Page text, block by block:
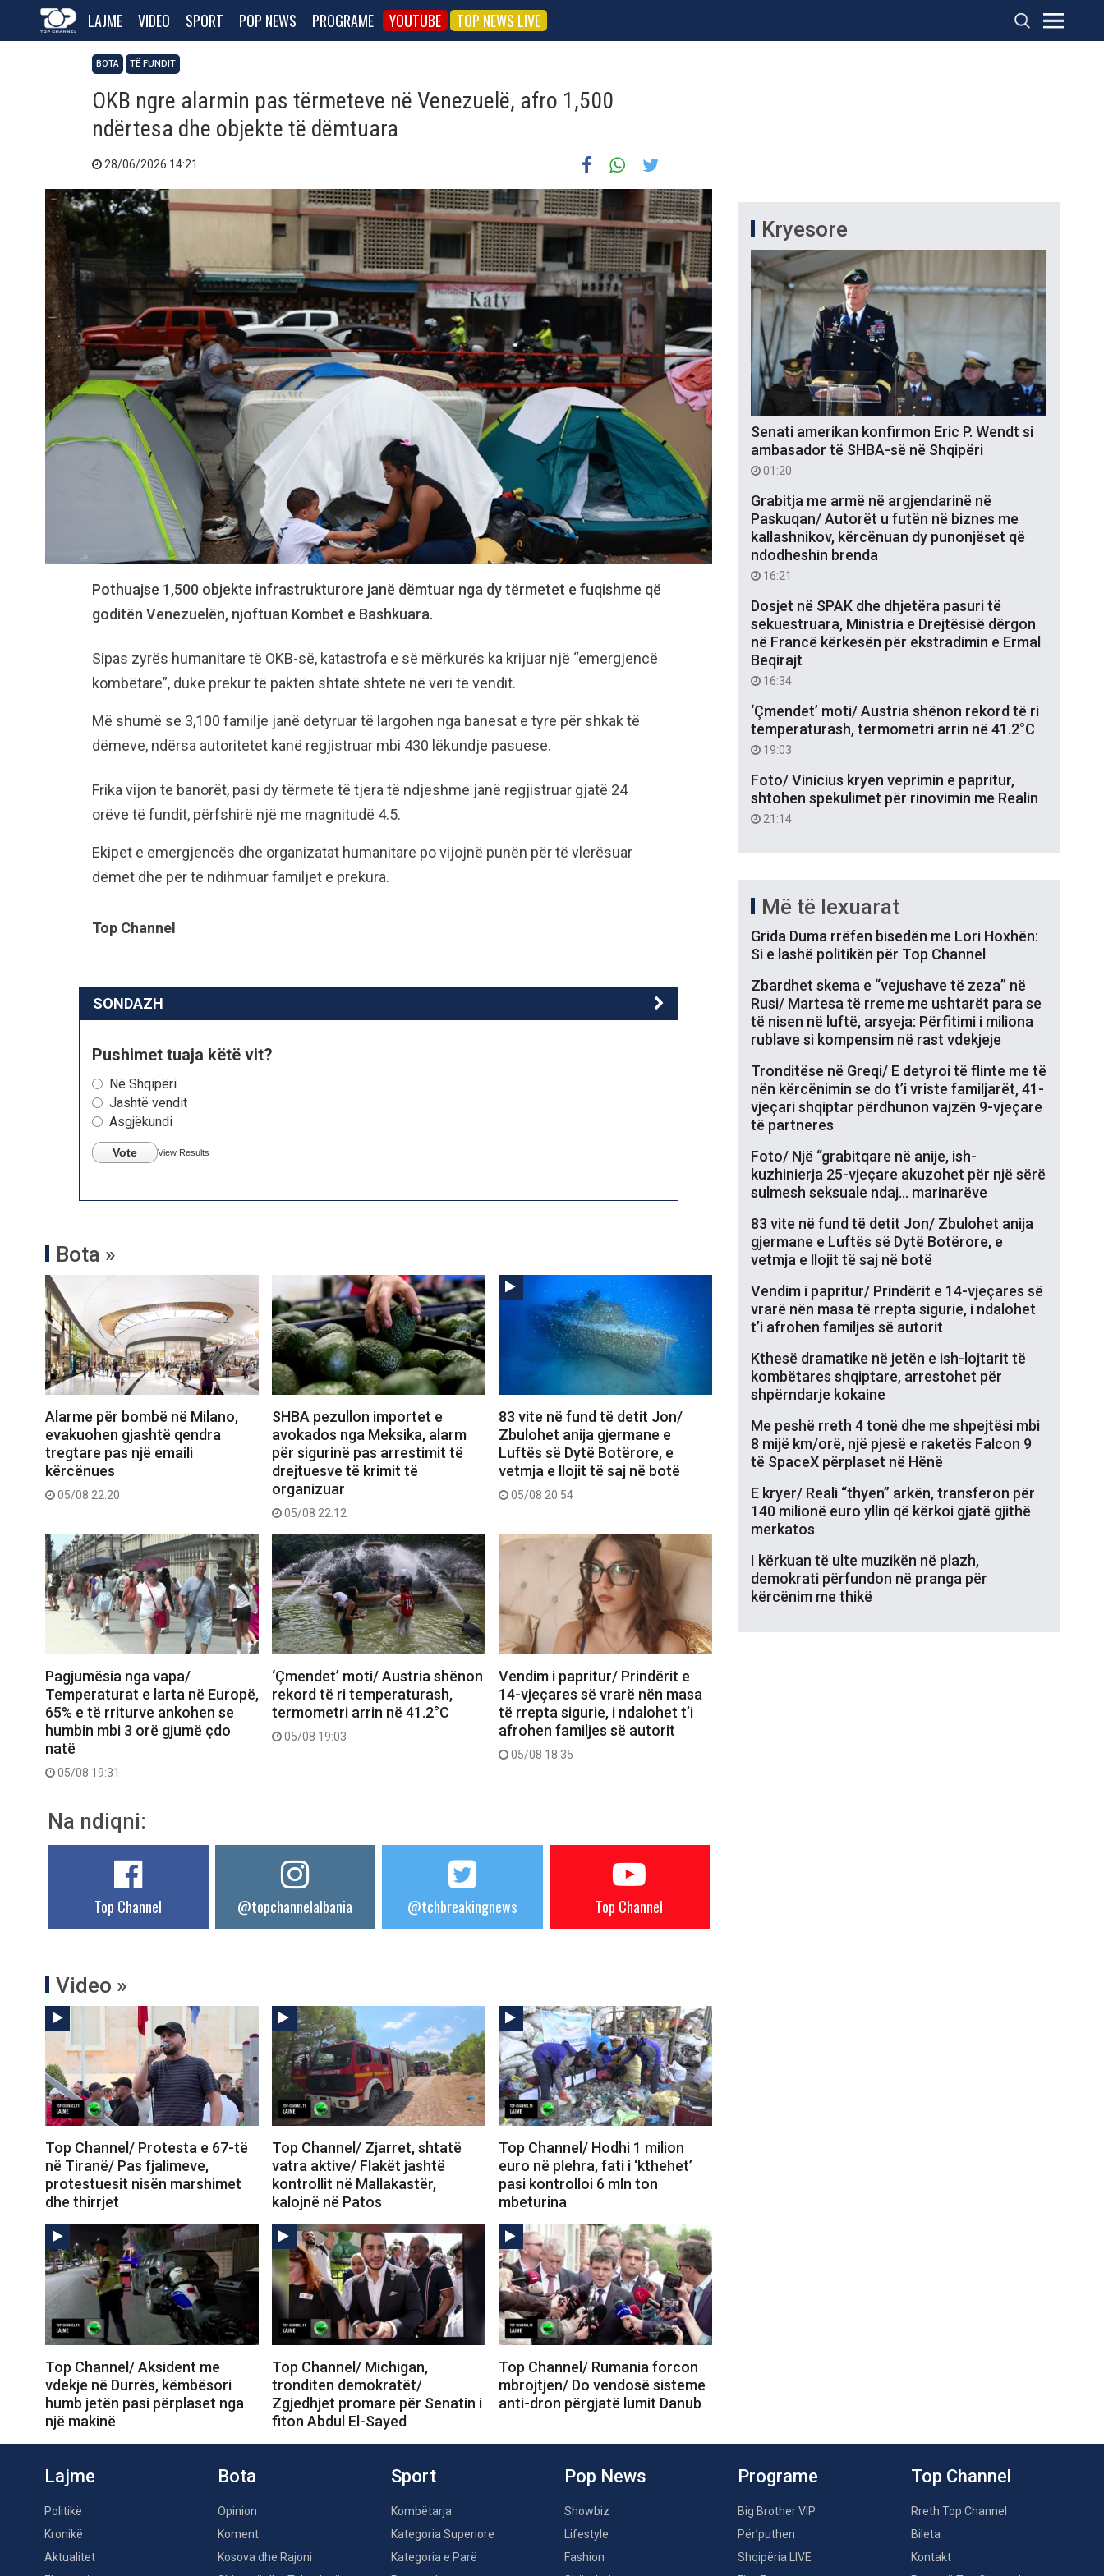
LAJME VIDEO SPORT POP NEWS PROGRAME YOUTUBE TOP NEWS LIVE
BOTA TË FUNDIT
OKB ngre alarmin pas tërmeteve në Venezuelë, afro 1,500
ndërtesa dhe objekte të dëmtuara
28/06/2026 14:21
Pothuajse 1,500 objekte infrastrukturore janë dëmtuar nga dy tërmetet e fuqishme që
goditën Venezuelën, njoftuan Kombet e Bashkuara.
Sipas zyrës humanitare të OKB-së, katastrofa e së mërkurës ka krijuar një “emergjencë
kombëtare”, duke prekur të paktën shtatë shtete në veri të vendit.
Më shumë se 3,100 familje janë detyruar të largohen nga banesat e tyre për shkak të
dëmeve, ndërsa autoritetet kanë regjistruar mbi 430 lëkundje pasuese.
Frika vijon te banorët, pasi dy tërmete të tjera të ndjeshme janë regjistruar gjatë 24
orëve të fundit, përfshirë një me magnitudë 4.5.
Ekipet e emergjencës dhe organizatat humanitare po vijojnë punën për të vlerësuar
dëmet dhe për të ndihmuar familjet e prekura.
Top Channel
SONDAZH
Pushimet tuaja këtë vit?
Në Shqipëri
Jashtë vendit
Asgjëkundi
Vote View Results
Bota »
Alarme për bombë në Milano,
evakuohen gjashtë qendra
tregtare pas një emaili
kërcënues
05/08 22:20
SHBA pezullon importet e
avokados nga Meksika, alarm
për sigurinë pas arrestimit të
drejtuesve të krimit të
organizuar
05/08 22:12
83 vite në fund të detit Jon/
Zbulohet anija gjermane e
Luftës së Dytë Botërore, e
vetmja e llojit të saj në botë
05/08 20:54
Pagjumësia nga vapa/
Temperaturat e larta në Europë,
65% e të rriturve ankohen se
humbin mbi 3 orë gjumë çdo
natë
05/08 19:31
‘Çmendet’ moti/ Austria shënon
rekord të ri temperaturash,
termometri arrin në 41.2°C
05/08 19:03
Vendim i papritur/ Prindërit e
14-vjeçares së vrarë nën masa
të rrepta sigurie, i ndalohet t’i
afrohen familjes së autorit
05/08 18:35
Na ndiqni:
Top Channel @topchannelalbania @tchbreakingnews Top Channel
Video »
Top Channel/ Protesta e 67-të
në Tiranë/ Pas fjalimeve,
protestuesit nisën marshimet
dhe thirrjet
Top Channel/ Zjarret, shtatë
vatra aktive/ Flakët jashtë
kontrollit në Mallakastër,
kalojnë në Patos
Top Channel/ Hodhi 1 milion
euro në plehra, fati i ‘kthehet’
pasi kontrolloi 6 mln ton
mbeturina
Top Channel/ Aksident me
vdekje në Durrës, këmbësori
humb jetën pasi përplaset nga
një makinë
Top Channel/ Michigan,
tronditen demokratët/
Zgjedhjet promare për Senatin i
fiton Abdul El-Sayed
Top Channel/ Rumania forcon
mbrojtjen/ Do vendosë sisteme
anti-dron përgjatë lumit Danub
Kryesore
Senati amerikan konfirmon Eric P. Wendt si
ambasador të SHBA-së në Shqipëri
01:20
Grabitja me armë në argjendarinë në
Paskuqan/ Autorët u futën në biznes me
kallashnikov, kërcënuan dy punonjëset që
ndodheshin brenda
16:21
Dosjet në SPAK dhe dhjetëra pasuri të
sekuestruara, Ministria e Drejtësisë dërgon
në Francë kërkesën për ekstradimin e Ermal
Beqirajt
16:34
‘Çmendet’ moti/ Austria shënon rekord të ri
temperaturash, termometri arrin në 41.2°C
19:03
Foto/ Vinicius kryen veprimin e papritur,
shtohen spekulimet për rinovimin me Realin
21:14
Më të lexuarat
Grida Duma rrëfen bisedën me Lori Hoxhën:
Si e lashë politikën për Top Channel
Zbardhet skema e “vejushave të zeza” në
Rusi/ Martesa të rreme me ushtarët para se
të nisen në luftë, arsyeja: Përfitimi i miliona
rublave si kompensim në rast vdekjeje
Tronditëse në Greqi/ E detyroi të flinte me të
nën kërcënimin se do t’i vriste familjarët, 41-
vjeçari shqiptar përdhunon vajzën 9-vjeçare
të partneres
Foto/ Një “grabitqare në anije, ish-
kuzhinierja 25-vjeçare akuzohet për një sërë
sulmesh seksuale ndaj… marinarëve
83 vite në fund të detit Jon/ Zbulohet anija
gjermane e Luftës së Dytë Botërore, e
vetmja e llojit të saj në botë
Vendim i papritur/ Prindërit e 14-vjeçares së
vrarë nën masa të rrepta sigurie, i ndalohet
t’i afrohen familjes së autorit
Kthesë dramatike në jetën e ish-lojtarit të
kombëtares shqiptare, arrestohet për
shpërndarje kokaine
Me peshë rreth 4 tonë dhe me shpejtësi mbi
8 mijë km/orë, një pjesë e raketës Falcon 9
të SpaceX përplaset në Hënë
E kryer/ Reali “thyen” arkën, transferon për
140 milionë euro yllin që kërkoi gjatë gjithë
merkatos
I kërkuan të ulte muzikën në plazh,
demokrati përfundon në pranga për
kërcënim me thikë
Lajme
Politikë
Kronikë
Aktualitet
Bota
Opinion
Koment
Kosova dhe Rajoni
Sport
Kombëtarja
Kategoria Superiore
Kategoria e Parë
Pop News
Showbiz
Lifestyle
Fashion
Programe
Big Brother VIP
Për’puthen
Shqipëria LIVE
Top Channel
Rreth Top Channel
Bileta
Kontakt